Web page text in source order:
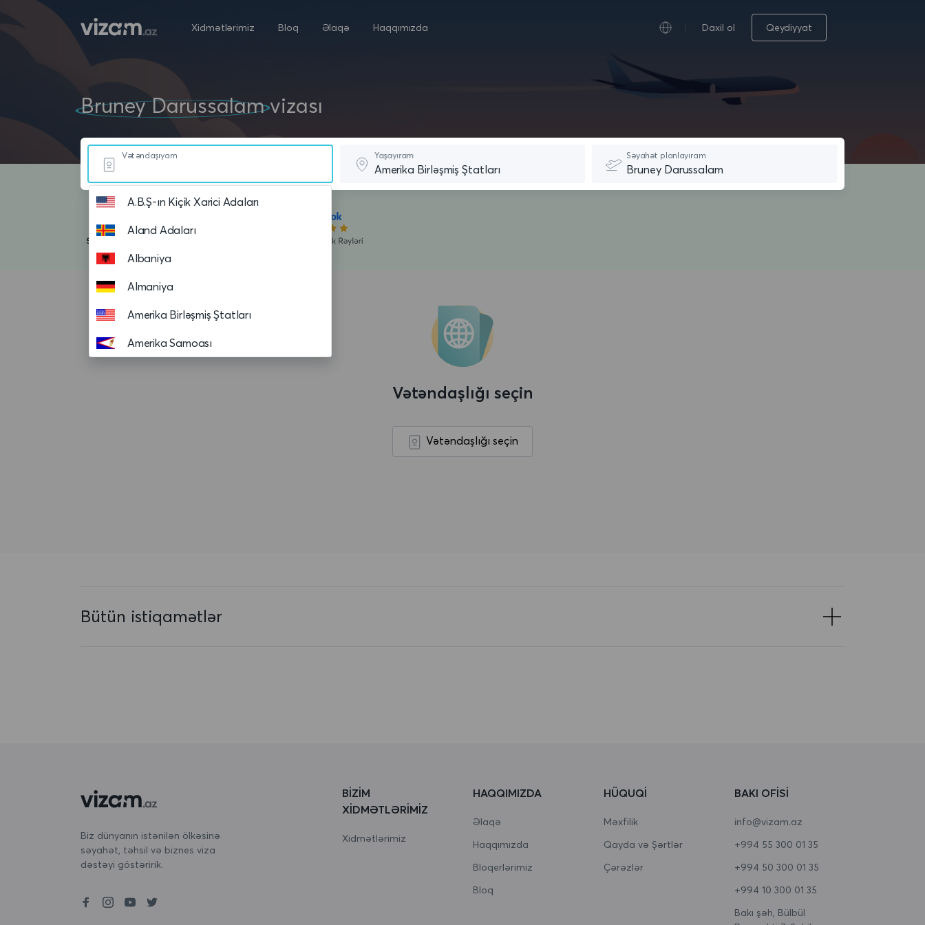
Xidmətlərimiz Bloq Əlaqə Haqqımızda Daxil ol Qeydiyyat
Bruney Darussalamvizası
A.B.Ş-ın Kiçik Xarici Adaları
Aland Adaları
Albaniya
Almaniya
Amerika Birləşmiş Ştatları
Amerika Samoası
Avstriya
Belçika
Benin
Bəhreyn
Vətəndaşıyam Yaşayıram Səyahət planlayıram
Vətəndaşlığı seçin
Vətəndaşlığı seçin
Bütün istiqamətlər
Biz dünyanın istənilən ölkəsinə
səyahət, təhsil və biznes viza
dəstəyi göstəririk.
BIZIM
XIDMƏTLƏRIMIZ
Xidmətlərimiz
HAQQIMIZDA
Əlaqə
Haqqımızda
Bloqerlərimiz
Bloq
HÜQUQI
Məxfilik
Qayda və Şərtlər
Çərəzlər
BAKI OFISI
info@vizam.az
+994 55 300 01 35
+994 50 300 01 35
+994 10 300 01 35
Bakı şəh, Bülbül